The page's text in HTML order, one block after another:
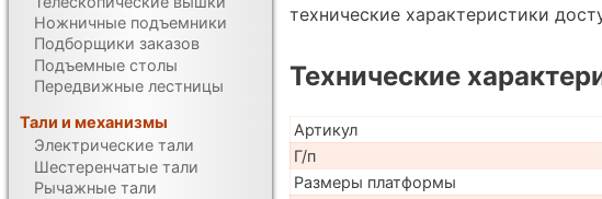
технические характеристики
Технические
Артикул
Г/п
Размеры платформы
Ножничные подъемники
Подборщики заказов
Подъемные столы
Передвижные лестницы
Тали и механизмы
Электрические тали
Шестеренчатые тали
Рычажные тали